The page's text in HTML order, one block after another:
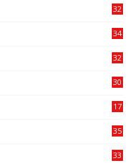
32
34
32
30
17
35
33